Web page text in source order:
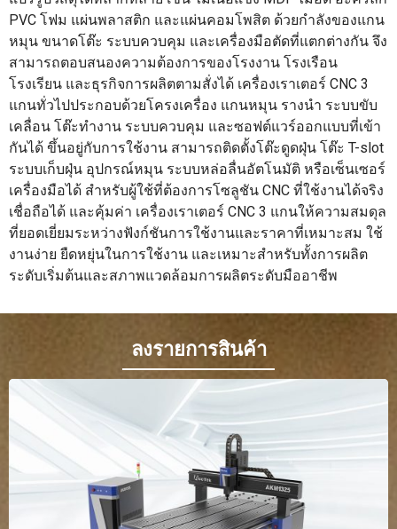
PVC โฟม แผ่นพลาสติก และแผ่นคอมโพสิต ด้วยกำลังของแกน
หมุน ขนาดโต๊ะ ระบบควบคุม และเครื่องมือตัดที่แตกต่างกัน จึง
สามารถตอบสนองความต้องการของโรงงาน โรงเรือน
โรงเรียน และธุรกิจการผลิตตามสั่งได้ เครื่องเราเตอร์ CNC 3
แกนทั่วไปประกอบด้วยโครงเครื่อง แกนหมุน รางนำ ระบบขับ
เคลื่อน โต๊ะทำงาน ระบบควบคุม และซอฟต์แวร์ออกแบบที่เข้า
กันได้ ขึ้นอยู่กับการใช้งาน สามารถติดตั้งโต๊ะดูดฝุ่น โต๊ะ T-slot
ระบบเก็บฝุ่น อุปกรณ์หมุน ระบบหล่อลื่นอัตโนมัติ หรือเซ็นเซอร์
เครื่องมือได้ สำหรับผู้ใช้ที่ต้องการโซลูชัน CNC ที่ใช้งานได้จริง
เชื่อถือได้ และคุ้มค่า เครื่องเราเตอร์ CNC 3 แกนให้ความสมดุล
ที่ยอดเยี่ยมระหว่างฟังก์ชันการใช้งานและราคาที่เหมาะสม ใช้
งานง่าย ยืดหยุ่นในการใช้งาน และเหมาะสำหรับทั้งการผลิต
ระดับเริ่มต้นและสภาพแวดล้อมการผลิตระดับมืออาชีพ
ลงรายการสินค้า